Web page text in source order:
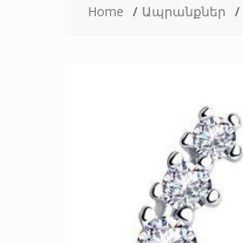
Home Ապրանքներ